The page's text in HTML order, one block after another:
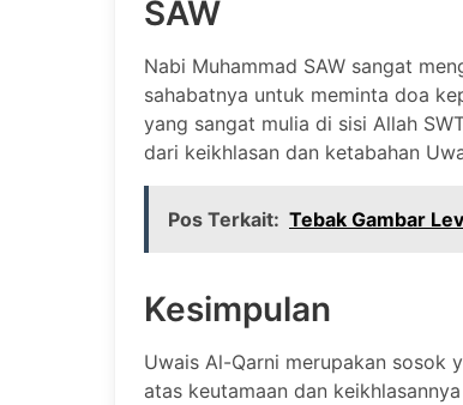
SAW
Nabi Muhammad SAW sangat
sahabatnya untuk meminta doa
yang sangat mulia di sisi Allah
dari keikhlasan dan ketabahan
Pos Terkait: Tebak Gambar
Kesimpulan
Uwais Al-Qarni merupakan sosok
atas keutamaan dan